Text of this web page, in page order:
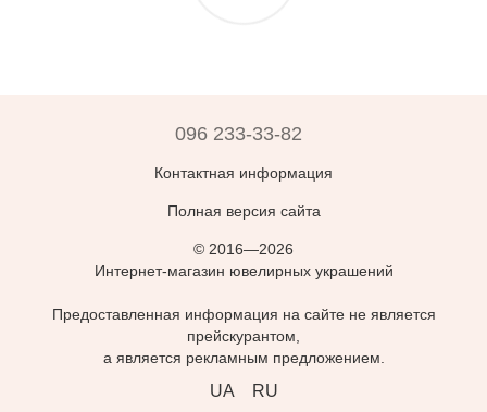
096 233-33-82
Контактная информация
Полная версия сайта
© 2016—2026
Интернет-магазин ювелирных украшений
Предоставленная информация на сайте не является
прейскурантом,
а является рекламным предложением.
UA RU